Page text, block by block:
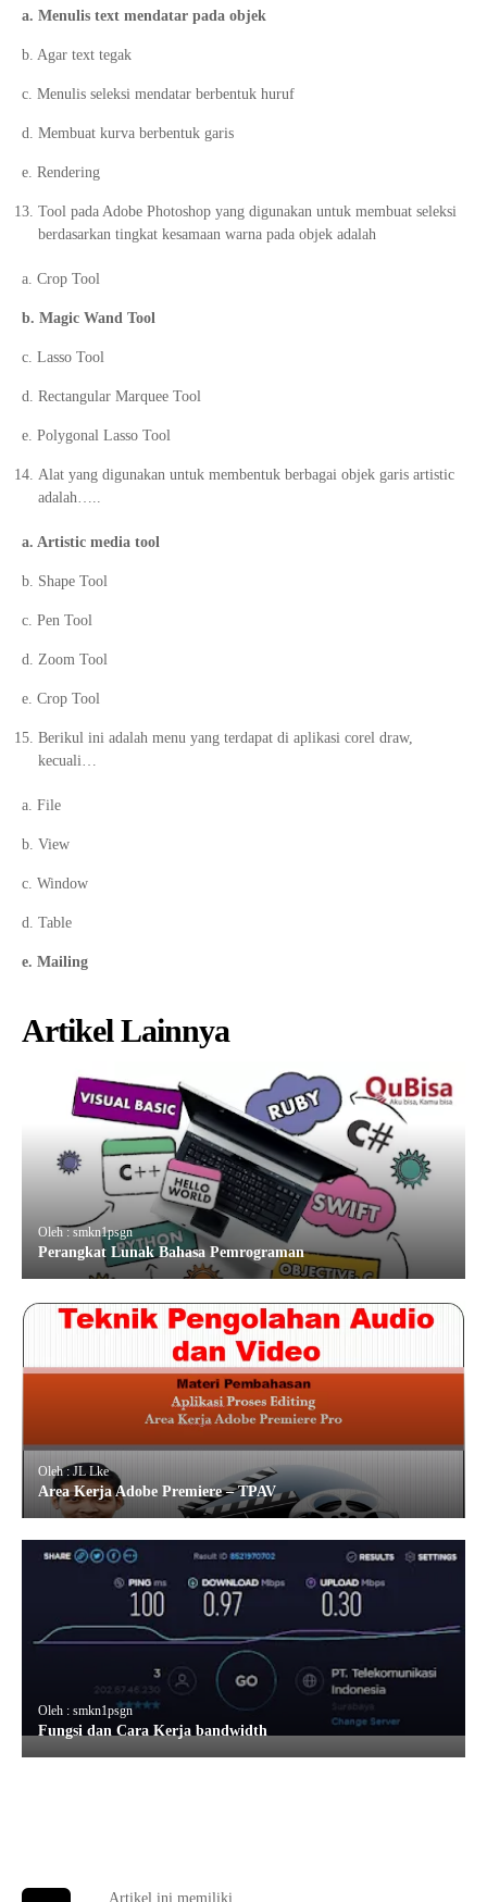
a. Menulis text mendatar pada objek
b. Agar text tegak
c. Menulis seleksi mendatar berbentuk huruf
d. Membuat kurva berbentuk garis
e. Rendering
Tool pada Adobe Photoshop yang digunakan untuk membuat seleksi
berdasarkan tingkat kesamaan warna pada objek adalah
a. Crop Tool
b. Magic Wand Tool
c. Lasso Tool
d. Rectangular Marquee Tool
e. Polygonal Lasso Tool
Alat yang digunakan untuk membentuk berbagai objek garis artistic
adalah…..
a. Artistic media tool
b. Shape Tool
c. Pen Tool
d. Zoom Tool
e. Crop Tool
Berikul ini adalah menu yang terdapat di aplikasi corel draw,
kecuali…
a. File
b. View
c. Window
d. Table
e. Mailing
Artikel Lainnya
Oleh : smkn1psgn
Perangkat Lunak Bahasa Pemrograman
Oleh : JL Lke
Area Kerja Adobe Premiere – TPAV
Oleh : smkn1psgn
Fungsi dan Cara Kerja bandwidth
Artikel ini memiliki